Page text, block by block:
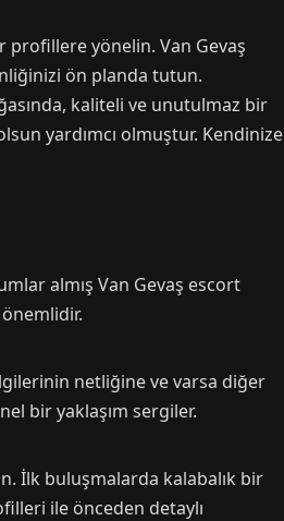
profillere yönelin. Van Gevaş
ön planda tutun.
kaliteli ve unutulmaz bir
yardımcı olmuştur. Kendinize
almış Van Gevaş escort
netliğine ve varsa diğer
bir yaklaşım sergiler.
İlk buluşmalarda kalabalık bir
ile önceden detaylı